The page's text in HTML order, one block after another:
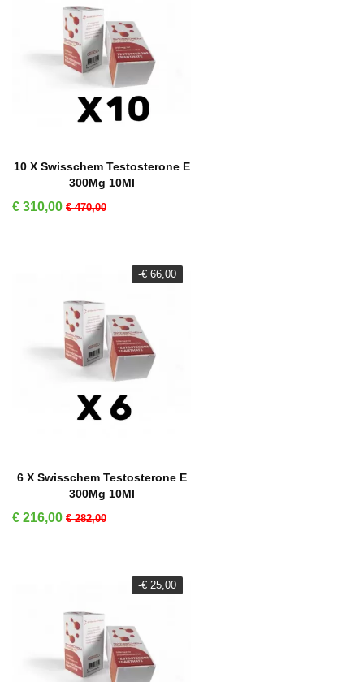
IN WINKELMAND
10 X Swisschem Testosterone E
300Mg 10Ml
Prijs
€ 310,00 Normale prijs
€ 470,00
-€ 66,00
IN WINKELMAND
6 X Swisschem Testosterone E
300Mg 10Ml
Prijs
€ 216,00 Normale prijs
€ 282,00
-€ 25,00